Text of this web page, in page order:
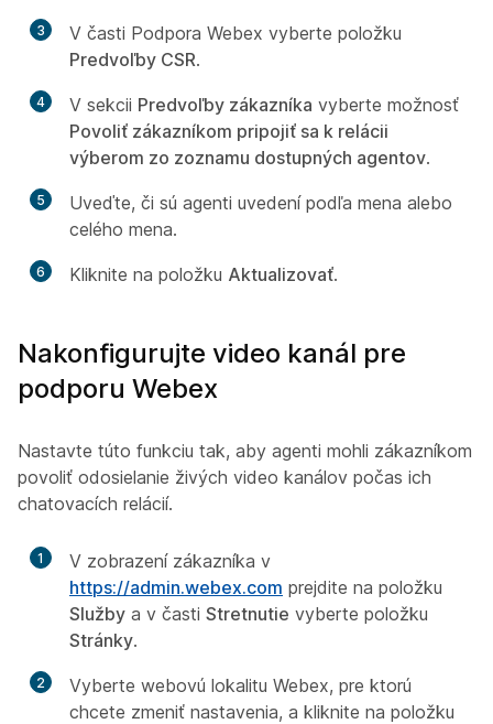
3
V časti Podpora Webex vyberte položku
Predvoľby CSR.
4 V sekcii Predvoľby zákazníka vyberte možnosť
Povoliť zákazníkom pripojiť sa k relácii
výberom zo zoznamu dostupných agentov.
5
Uveďte, či sú agenti uvedení podľa mena alebo
celého mena.
6 Kliknite na položku Aktualizovať.
Nakonfigurujte video kanál pre
podporu Webex
Nastavte túto funkciu tak, aby agenti mohli zákazníkom
povoliť odosielanie živých video kanálov počas ich
chatovacích relácií.
1
V zobrazení zákazníka v
https://admin.webex.com prejdite na položku
Služby a v časti Stretnutie vyberte položku
Stránky.
2
Vyberte webovú lokalitu Webex, pre ktorú
chcete zmeniť nastavenia, a kliknite na položku